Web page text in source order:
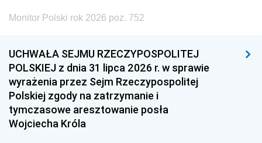
Monitor Polski rok 2026 poz. 752
UCHWAŁA SEJMU RZECZYPOSPOLITEJ
POLSKIEJ z dnia 31 lipca 2026 r. w sprawie
wyrażenia przez Sejm Rzeczypospolitej
Polskiej zgody na zatrzymanie i
tymczasowe aresztowanie posła
Wojciecha Króla